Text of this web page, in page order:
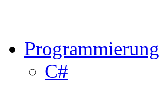
Programmierung
C#